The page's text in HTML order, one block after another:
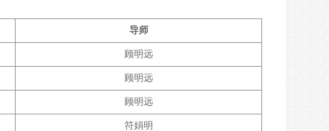
导师
顾明远
顾明远
顾明远
符娟明